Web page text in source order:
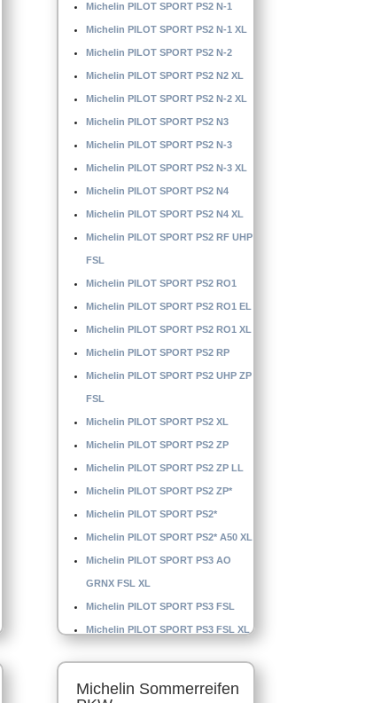
Michelin PILOT SPORT PS2 N-1
Michelin PILOT SPORT PS2 N-1 XL
Michelin PILOT SPORT PS2 N-2
Michelin PILOT SPORT PS2 N2 XL
Michelin PILOT SPORT PS2 N-2 XL
Michelin PILOT SPORT PS2 N3
Michelin PILOT SPORT PS2 N-3
Michelin PILOT SPORT PS2 N-3 XL
Michelin PILOT SPORT PS2 N4
Michelin PILOT SPORT PS2 N4 XL
Michelin PILOT SPORT PS2 RF UHP
FSL
Michelin PILOT SPORT PS2 RO1
Michelin PILOT SPORT PS2 RO1 EL
Michelin PILOT SPORT PS2 RO1 XL
Michelin PILOT SPORT PS2 RP
Michelin PILOT SPORT PS2 UHP ZP
FSL
Michelin PILOT SPORT PS2 XL
Michelin PILOT SPORT PS2 ZP
Michelin PILOT SPORT PS2 ZP LL
Michelin PILOT SPORT PS2 ZP*
Michelin PILOT SPORT PS2*
Michelin PILOT SPORT PS2* A50 XL
Michelin PILOT SPORT PS3 AO
GRNX FSL XL
Michelin PILOT SPORT PS3 FSL
Michelin PILOT SPORT PS3 FSL XL
Michelin PILOT SPORT PS3 GRNX
Michelin Sommerreifen